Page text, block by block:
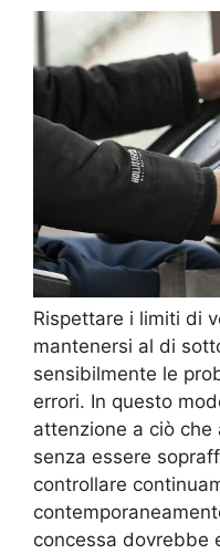
Rispettare i limiti di
mantenersi al di
sensibilmente le
errori. In questo
attenzione a ciò che
senza essere
controllare
concessa dovrebbe